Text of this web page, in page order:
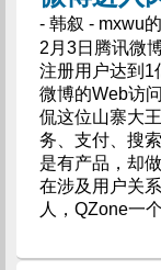
- 韩叙 - mxwu
2月3日腾讯微
注册用户达到1
微博的Web访
侃这位山寨大
务、支付、搜
是有产品，却
在涉及用户关
人，QZone一